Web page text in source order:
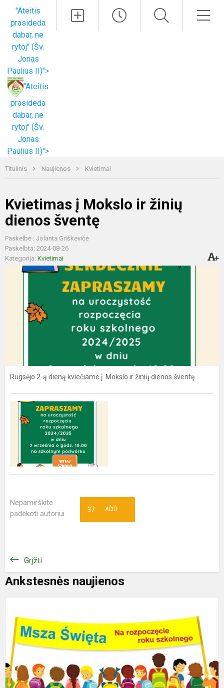
"Ateitis
prasideda
dabar, ne
rytoj" (Šv.
Jonas
Paulius II)">
"Ateitis
prasideda
dabar, ne
rytoj" (Šv.
Jonas
Paulius II)">
Titulinis Naujienos Kvietimai
Kvietimas į Mokslo ir žinių
dienos šventę
Paskelbė : Jolanta Griškevičė
Paskelbta: 2024-08-26
Kategorija: Kvietimai
Rugsėjo 2-ą dieną kviečiame į Mokslo ir žinių dienos šventę
Nepamirškite
padėkoti autoriui
AČIŪ
37
Grįžti
Ankstesnės naujienos